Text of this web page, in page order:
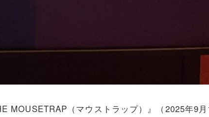
MOUSETRAP（マウストラップ）』（2025年9